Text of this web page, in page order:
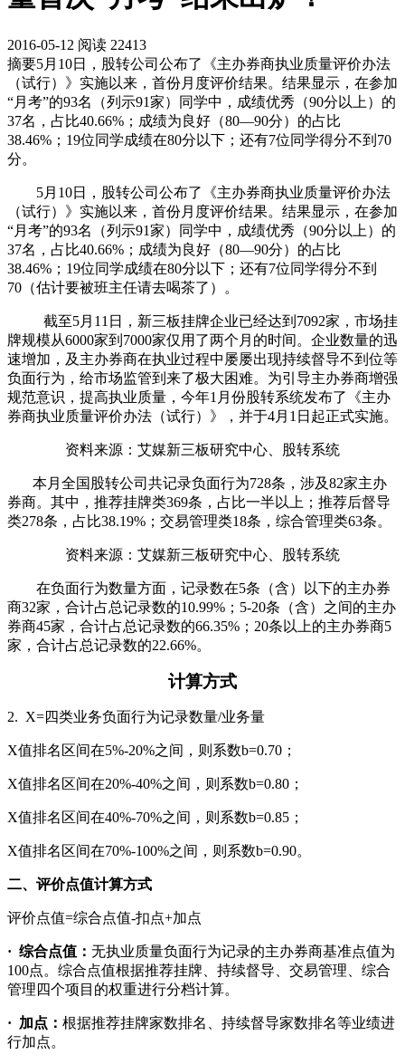
2016-05-12 阅读 22413
摘要5月10日，股转公司公布了《主办券商执业质量评价办法
（试行）》实施以来，首份月度评价结果。结果显示，在参加
“月考”的93名（列示91家）同学中，成绩优秀（90分以上）的
37名，占比40.66%；成绩为良好（80—90分）的占比
38.46%；19位同学成绩在80分以下；还有7位同学得分不到70
分。
5月10日，股转公司公布了《主办券商执业质量评价办法
（试行）》实施以来，首份月度评价结果。结果显示，在参加
“月考”的93名（列示91家）同学中，成绩优秀（90分以上）的
37名，占比40.66%；成绩为良好（80—90分）的占比
38.46%；19位同学成绩在80分以下；还有7位同学得分不到
70（估计要被班主任请去喝茶了）。
截至5月11日，新三板挂牌企业已经达到7092家，市场挂
牌规模从6000家到7000家仅用了两个月的时间。企业数量的迅
速增加，及主办券商在执业过程中屡屡出现持续督导不到位等
负面行为，给市场监管到来了极大困难。为引导主办券商增强
规范意识，提高执业质量，今年1月份股转系统发布了《主办
券商执业质量评价办法（试行）》，并于4月1日起正式实施。
资料来源：艾媒新三板研究中心、股转系统
本月全国股转公司共记录负面行为728条，涉及82家主办
券商。其中，推荐挂牌类369条，占比一半以上；推荐后督导
类278条，占比38.19%；交易管理类18条，综合管理类63条。
资料来源：艾媒新三板研究中心、股转系统
在负面行为数量方面，记录数在5条（含）以下的主办券
商32家，合计占总记录数的10.99%；5-20条（含）之间的主办
券商45家，合计占总记录数的66.35%；20条以上的主办券商5
家，合计占总记录数的22.66%。
计算方式
2. X=四类业务负面行为记录数量/业务量
X值排名区间在5%-20%之间，则系数b=0.70；
X值排名区间在20%-40%之间，则系数b=0.80；
X值排名区间在40%-70%之间，则系数b=0.85；
X值排名区间在70%-100%之间，则系数b=0.90。
二、评价点值计算方式
评价点值=综合点值-扣点+加点
· 综合点值： 无执业质量负面行为记录的主办券商基准点值为
100点。综合点值根据推荐挂牌、持续督导、交易管理、综合
管理四个项目的权重进行分档计算。
· 加点： 根据推荐挂牌家数排名、持续督导家数排名等业绩进
行加点。